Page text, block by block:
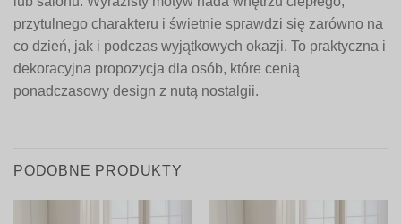
przytulnego charakteru i świetnie sprawdzi się zarówno na
co dzień, jak i podczas wyjątkowych okazji. To praktyczna i
dekoracyjna propozycja dla osób, które cenią
ponadczasowy design z nutą nostalgii.
PODOBNE PRODUKTY